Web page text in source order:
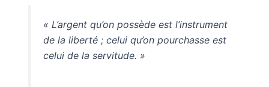
« L’argent qu’on possède est l’instrument
de la liberté ; celui qu’on pourchasse est
celui de la servitude. »